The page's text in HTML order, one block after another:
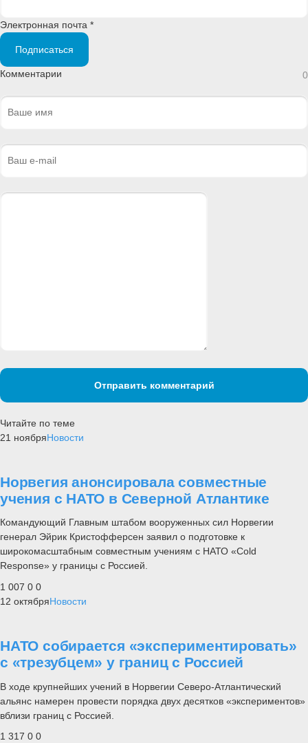
Электронная почта *
Подписаться
Комментарии 0
Отправить комментарий
Читайте по теме
21 ноябряНовости
Норвегия анонсировала совместные
учения с НАТО в Северной Атлантике
Командующий Главным штабом вооруженных сил Норвегии
генерал Эйрик Кристофферсен заявил о подготовке к
широкомасштабным совместным учениям с НАТО «Cold
Response» у границы с Россией.
1 007 0 0
12 октябряНовости
НАТО собирается «экспериментировать»
с «трезубцем» у границ с Россией
В ходе крупнейших учений в Норвегии Северо-Атлантический
альянс намерен провести порядка двух десятков «экспериментов»
вблизи границ с Россией.
1 317 0 0